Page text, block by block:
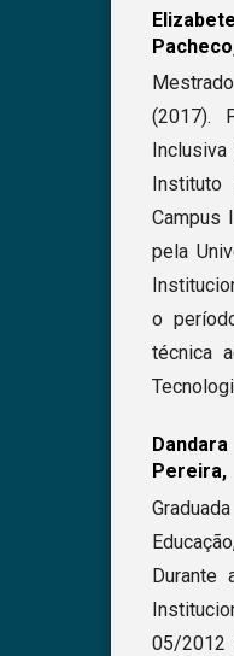
(2017).
Campus
pela
o
técnica
Pereira,
Durante
05/2012